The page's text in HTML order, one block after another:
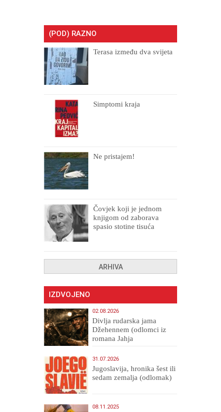
(POD) RAZNO
Terasa između dva svijeta
Simptomi kraja
Ne pristajem!
Čovjek koji je jednom
knjigom od zaborava
spasio stotine tisuća
ARHIVA
IZDVOJENO
02.08.2026
Divlja rudarska jama
Džehennem (odlomci iz
romana Jahja
31.07.2026
Jugoslavija, hronika šest ili
sedam zemalja (odlomak)
08.11.2025